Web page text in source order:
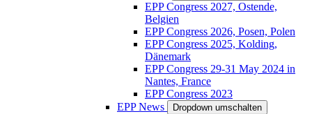
EPP Congress 2027, Ostende,
Belgien
EPP Congress 2026, Posen, Polen
EPP Congress 2025, Kolding,
Dänemark
EPP Congress 29-31 May 2024 in
Nantes, France
EPP Congress 2023
EPP News
Dropdown umschalten